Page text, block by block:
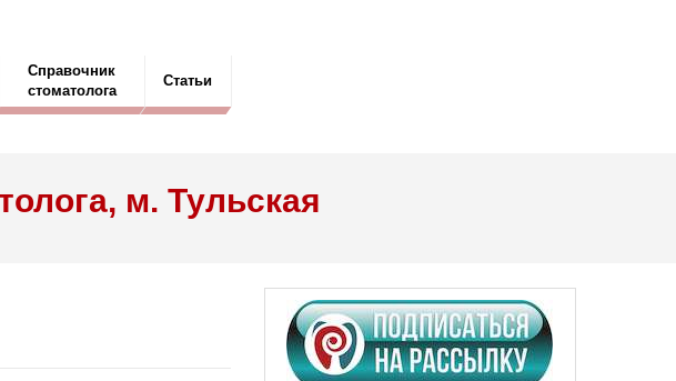
Справочник
стоматолога
Статьи
м. Тульская